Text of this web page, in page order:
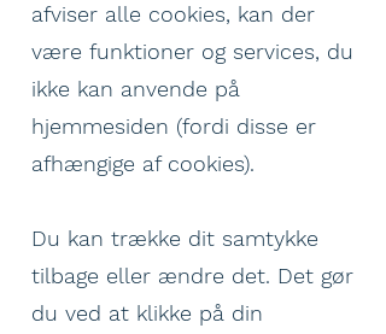
afviser alle cookies, kan der
være funktioner og services, du
ikke kan anvende på
hjemmesiden (fordi disse er
afhængige af cookies).
Du kan trække dit samtykke
tilbage eller ændre det. Det gør
du ved at klikke på din